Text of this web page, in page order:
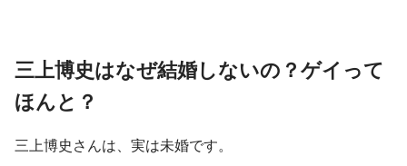
三上博史はなぜ結婚しないの？ゲイって
ほんと？
三上博史さんは、実は未婚です。